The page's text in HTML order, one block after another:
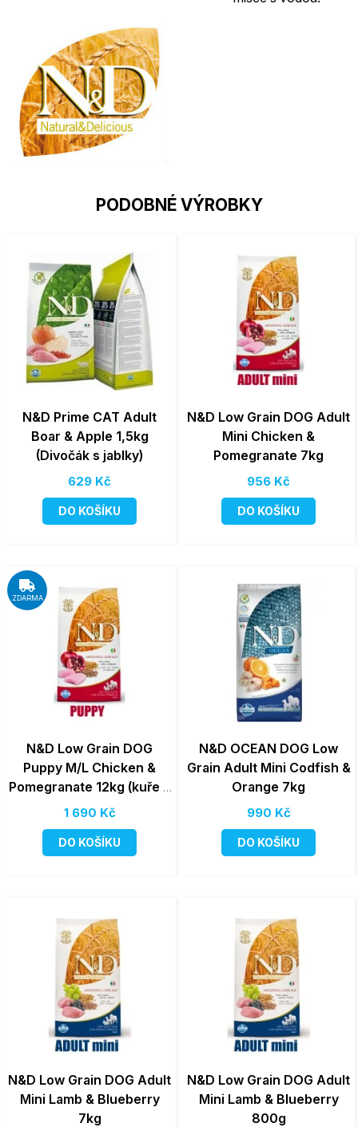
PODOBNÉ VÝROBKY
N&D Prime CAT Adult
Boar & Apple 1,5kg
(Divočák s jablky)
629 Kč
DO KOŠÍKU
N&D Low Grain DOG Adult
Mini Chicken &
Pomegranate 7kg
956 Kč
DO KOŠÍKU
ZDARMA
N&D Low Grain DOG
Puppy M/L Chicken &
Pomegranate 12kg (kuře +
granátové jablko)
1 690 Kč
DO KOŠÍKU
N&D OCEAN DOG Low
Grain Adult Mini Codfish &
Orange 7kg
990 Kč
DO KOŠÍKU
N&D Low Grain DOG Adult
Mini Lamb & Blueberry
7kg
N&D Low Grain DOG Adult
Mini Lamb & Blueberry
800g